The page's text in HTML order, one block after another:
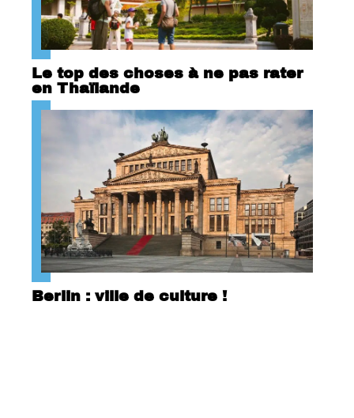
Le top des choses à ne pas rater
en Thaïlande
Berlin : ville de culture !